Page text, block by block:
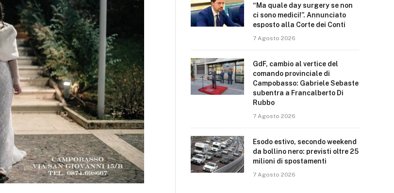
“Ma quale day surgery se non
ci sono medici!”. Annunciato
esposto alla Corte dei Conti
7 Agosto 2026
GdF, cambio al vertice del
comando provinciale di
Campobasso: Gabriele Sebaste
subentra a Francalberto Di
Rubbo
7 Agosto 2026
Esodo estivo, secondo weekend
da bollino nero: previsti oltre 25
milioni di spostamenti
7 Agosto 2026